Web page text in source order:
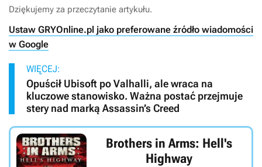
Dziękujemy za przeczytanie artykułu.
Ustaw GRYOnline.pl jako preferowane źródło wiadomości
w Google
WIĘCEJ:
Opuścił Ubisoft po Valhalli, ale wraca na
kluczowe stanowisko. Ważna postać przejmuje
stery nad marką Assassin’s Creed
Brothers in Arms: Hell's
Highway